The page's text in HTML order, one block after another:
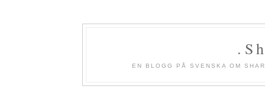
EN BLOGG PÅ SVENSKA OM